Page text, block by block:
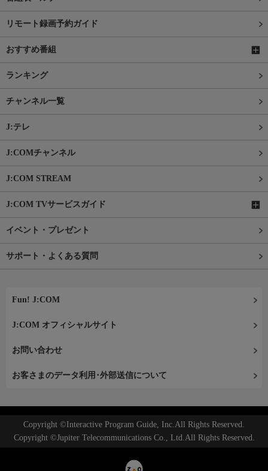
リモート録画予約ガイド
おすすめ番組
ランキング
チャンネル一覧
J:テレ
J:COMチャンネル
J:COM STREAM
J:COM TVサービスガイド
イベント・プレゼント
サポート・よくある質問
Fun! J:COM
J:COM オフィシャルサイト
お問い合わせ
お客さまのデータ利用･外部送信について
Copyright ©Interactive Program Guide, Inc.All Rights Reserved.
Copyright ©Jupiter Telecommunications Co., Ltd.All Rights Reserved.